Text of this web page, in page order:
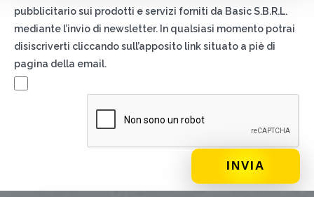
pubblicitario sui prodotti e servizi forniti da Basic S.B.R.L.
mediante l’invio di newsletter. In qualsiasi momento potrai
disiscriverti cliccando sull’apposito link situato a piè di
pagina della email.